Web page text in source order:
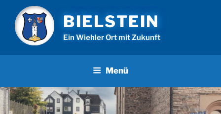
Inhalt
springen
BIELSTEIN
Ein Wiehler Ort mit Zukunft
Menü